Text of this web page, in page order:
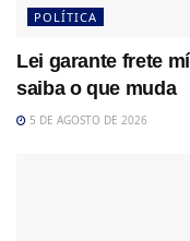
POLÍTICA
Lei garante frete
saiba o que muda
5 DE AGOSTO DE 2026